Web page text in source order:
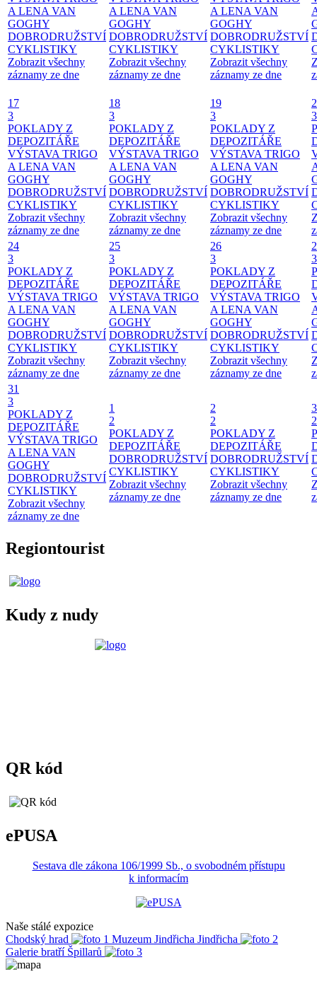
A LENA VAN
GOGHY
DOBRODRUŽSTVÍ
CYKLISTIKY
Zobrazit všechny
záznamy ze dne
A LENA VAN
GOGHY
DOBRODRUŽSTVÍ
CYKLISTIKY
Zobrazit všechny
záznamy ze dne
A LENA VAN
GOGHY
DOBRODRUŽSTVÍ
CYKLISTIKY
Zobrazit všechny
záznamy ze dne
17
3
POKLADY Z
DEPOZITÁŘE
VÝSTAVA TRIGO
A LENA VAN
GOGHY
DOBRODRUŽSTVÍ
CYKLISTIKY
Zobrazit všechny
záznamy ze dne
18
3
POKLADY Z
DEPOZITÁŘE
VÝSTAVA TRIGO
A LENA VAN
GOGHY
DOBRODRUŽSTVÍ
CYKLISTIKY
Zobrazit všechny
záznamy ze dne
19
3
POKLADY Z
DEPOZITÁŘE
VÝSTAVA TRIGO
A LENA VAN
GOGHY
DOBRODRUŽSTVÍ
CYKLISTIKY
Zobrazit všechny
záznamy ze dne
3
24
3
POKLADY Z
DEPOZITÁŘE
VÝSTAVA TRIGO
A LENA VAN
GOGHY
DOBRODRUŽSTVÍ
CYKLISTIKY
Zobrazit všechny
záznamy ze dne
25
3
POKLADY Z
DEPOZITÁŘE
VÝSTAVA TRIGO
A LENA VAN
GOGHY
DOBRODRUŽSTVÍ
CYKLISTIKY
Zobrazit všechny
záznamy ze dne
26
3
POKLADY Z
DEPOZITÁŘE
VÝSTAVA TRIGO
A LENA VAN
GOGHY
DOBRODRUŽSTVÍ
CYKLISTIKY
Zobrazit všechny
záznamy ze dne
3
31
3
POKLADY Z
DEPOZITÁŘE
VÝSTAVA TRIGO
A LENA VAN
GOGHY
DOBRODRUŽSTVÍ
CYKLISTIKY
Zobrazit všechny
záznamy ze dne
1
2
POKLADY Z
DEPOZITÁŘE
DOBRODRUŽSTVÍ
CYKLISTIKY
Zobrazit všechny
záznamy ze dne
2
2
POKLADY Z
DEPOZITÁŘE
DOBRODRUŽSTVÍ
CYKLISTIKY
Zobrazit všechny
záznamy ze dne
3
2
Regiontourist
Kudy z nudy
QR kód
ePUSA
Sestava dle zákona 106/1999 Sb., o svobodném přístupu
k informacím
Naše stálé expozice
Chodský hrad
Muzeum Jindřicha Jindřicha
Galerie bratří Špillarů